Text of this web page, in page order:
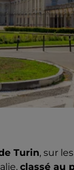
Turin, sur
classé au